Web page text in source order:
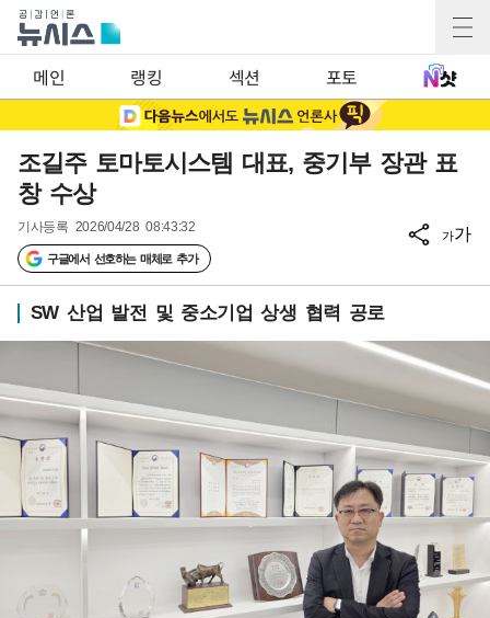
메인 랭킹 섹션 포토
조길주 토마토시스템 대표, 중기부 장관 표
창 수상
기사등록 2026/04/28 08:43:32
구글에서 선호하는 매체로 추가
가가
SW 산업 발전 및 중소기업 상생 협력 공로